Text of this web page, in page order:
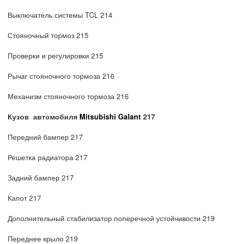
Выключатель системы TCL 214
Стояночный тормоз 215
Проверки и регулировки 215
Рычаг стояночного тормоза 216
Механизм стояночного тормоза 216
Кузов автомобиля Mitsubishi Galant 217
Передний бампер 217
Решетка радиатора 217
Задний бампер 217
Капот 217
Дополнительный стабилизатор поперечной устойчивости 219
Переднее крыло 219